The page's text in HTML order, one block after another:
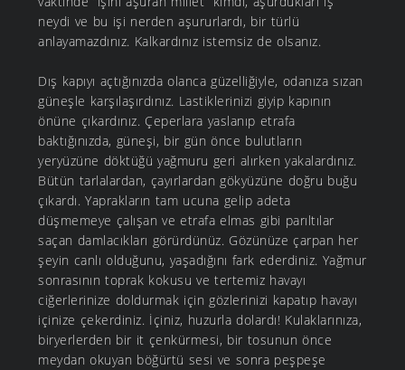
neydi ve bu işi nerden aşururlardı, bir türlü
anlayamazdınız. Kalkardınız istemsiz de olsanız.
Dış kapıyı açtığınızda olanca güzelliğiyle, odanıza sızan
güneşle karşılaşırdınız. Lastiklerinizi giyip kapının
önüne çıkardınız. Çeperlara yaslanıp etrafa
baktığınızda, güneşi, bir gün önce bulutların
yeryüzüne döktüğü yağmuru geri alırken yakalardınız.
Bütün tarlalardan, çayırlardan gökyüzüne doğru buğu
çıkardı. Yaprakların tam ucuna gelip adeta
düşmemeye çalışan ve etrafa elmas gibi parıltılar
saçan damlacıkları görürdünüz. Gözünüze çarpan her
şeyin canlı olduğunu, yaşadığını fark ederdiniz. Yağmur
sonrasının toprak kokusu ve tertemiz havayı
ciğerlerinize doldurmak için gözlerinizi kapatıp havayı
içinize çekerdiniz. İçiniz, huzurla dolardı! Kulaklarınıza,
biryerlerden bir it çenkürmesi, bir tosunun önce
meydan okuyan böğürtü sesi ve sonra peşpeşe